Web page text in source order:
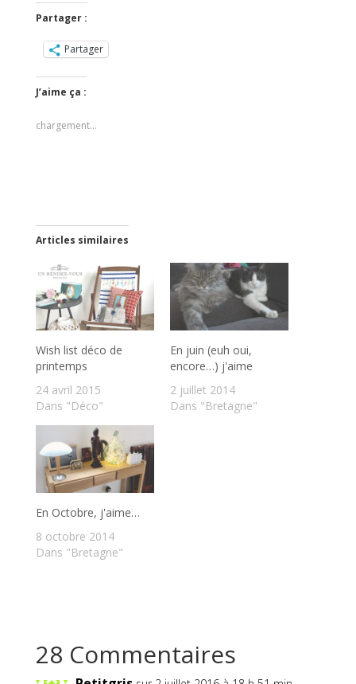
Partager :
Partager
J’aime ça :
chargement…
Articles similaires
Wish list déco de
printemps
24 avril 2015
Dans "Déco"
En juin (euh oui,
encore…) j'aime
2 juillet 2014
Dans "Bretagne"
En Octobre, j'aime…
8 octobre 2014
Dans "Bretagne"
28 Commentaires